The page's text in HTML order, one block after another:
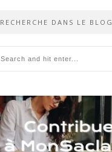
RECHERCHE DANS LE BLOG